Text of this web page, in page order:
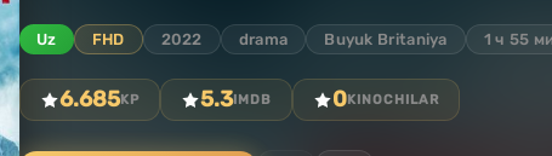
Uz FHD 2022 drama Buyuk Britaniya 1 ч 55
6.685KP 5.3IMDB 0KINOCHILAR